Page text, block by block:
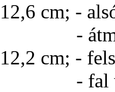
12,6 cm; -
- átmérő
12,2 cm; -
- fal